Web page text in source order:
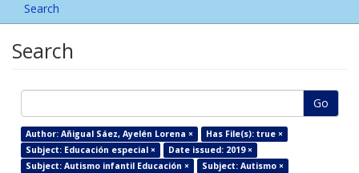
Search
Search
Go
Author: Añigual Sáez, Ayelén Lorena ×
Has File(s): true ×
Subject: Educación especial ×
Date issued: 2019 ×
Subject: Autismo infantil Educación ×
Subject: Autismo ×